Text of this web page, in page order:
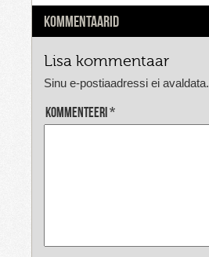
KOMMENTAARID
Lisa kommentaar
Sinu e-postiaadressi ei avaldata.
Kommenteeri*